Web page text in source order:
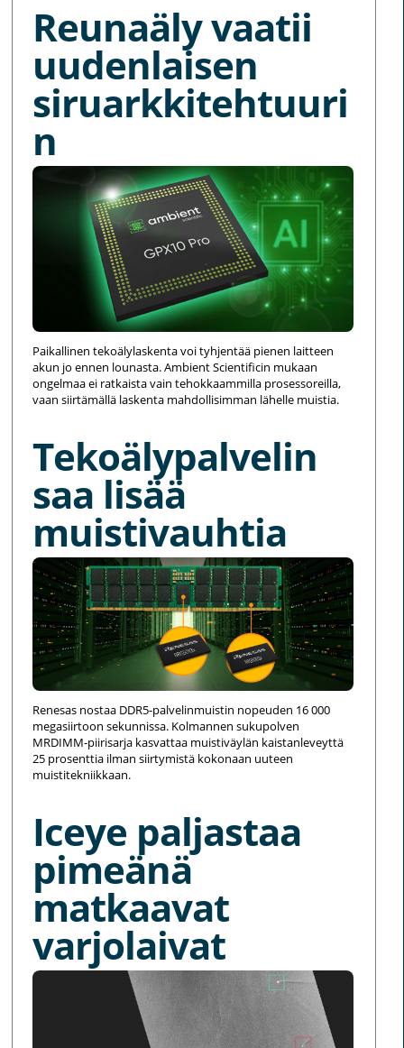
Reunaäly vaatii
uudenlaisen
siruarkkitehtuuri
n
Paikallinen tekoälylaskenta voi tyhjentää pienen laitteen
akun jo ennen lounasta. Ambient Scientificin mukaan
ongelmaa ei ratkaista vain tehokkaammilla prosessoreilla,
vaan siirtämällä laskenta mahdollisimman lähelle muistia.
Tekoälypalvelin
saa lisää
muistivauhtia
Renesas nostaa DDR5-palvelinmuistin nopeuden 16 000
megasiirtoon sekunnissa. Kolmannen sukupolven
MRDIMM-piirisarja kasvattaa muistiväylän kaistanleveyttä
25 prosenttia ilman siirtymistä kokonaan uuteen
muistitekniikkaan.
Iceye paljastaa
pimeänä
matkaavat
varjolaivat